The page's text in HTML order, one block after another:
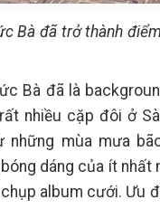
Bà đã trở thành
Bà đã là
nhiều cặp đôi ở
những mùa mưa
dáng của ít
album cưới. Ưu